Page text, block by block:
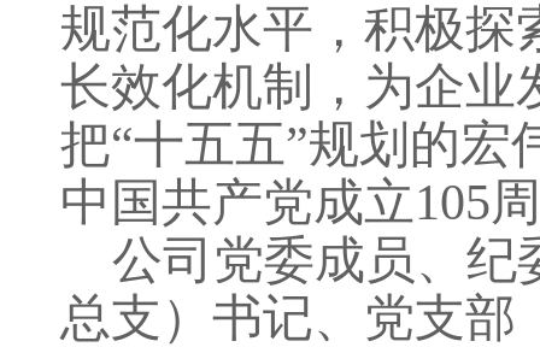
规范化水平，积极探
长效化机制，为企业
把“十五五”规划的宏
中国共产党成立105
公司党委成员、纪
总支）书记、党支部